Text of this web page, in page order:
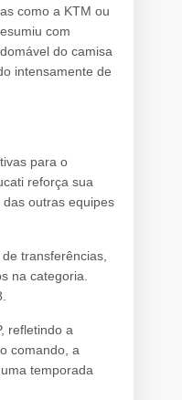
como a KTM ou
com
do camisa
intensamente de
para o
reforça sua
outras equipes
transferências,
na categoria.
refletindo a
comando, a
temporada